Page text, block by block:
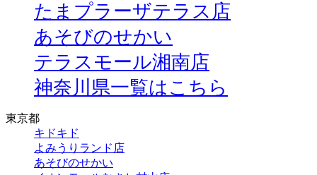
たまプラーザテラス店
あそびのせかい
テラスモール湘南店
神奈川県一覧はこちら
東京都
キドキド
よみうりランド店
あそびのせかい